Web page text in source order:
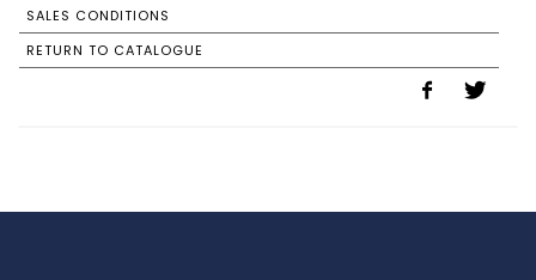
SALES CONDITIONS
RETURN TO CATALOGUE